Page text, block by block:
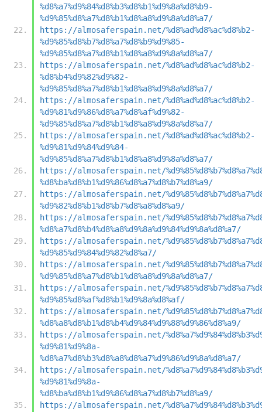
%d8%a7%d9%84%d8%b3%d8%b1%d9%8a%d8%b9-
%d9%85%d8%a7%d8%b1%d8%a8%d9%8a%d8%a7/
https://almosaferspain.net/%d8%ad%d8%ac%d8%b2-
%d9%85%d8%b7%d8%a7%d8%b9%d9%85-
%d9%85%d8%a7%d8%b1%d8%a8%d9%8a%d8%a7/
https://almosaferspain.net/%d8%ad%d8%ac%d8%b2-
%d8%b4%d9%82%d9%82-
%d9%85%d8%a7%d8%b1%d8%a8%d9%8a%d8%a7/
https://almosaferspain.net/%d8%ad%d8%ac%d8%b2-
%d9%81%d9%86%d8%a7%d8%af%d9%82-
%d9%85%d8%a7%d8%b1%d8%a8%d9%8a%d8%a7/
https://almosaferspain.net/%d8%ad%d8%ac%d8%b2-
%d9%81%d9%84%d9%84-
%d9%85%d8%a7%d8%b1%d8%a8%d9%8a%d8%a7/
https://almosaferspain.net/
%d8%ba%d8%b1%d9%86%d8%a7%d8%b7%d8%a9/
https://almosaferspain.net/
%d9%82%d8%b1%d8%b7%d8%a8%d8%a9/
https://almosaferspain.net/
%d8%a7%d8%b4%d8%a8%d9%8a%d9%84%d9%8a%d8%a7/
https://almosaferspain.net/
%d9%85%d9%84%d9%82%d8%a7/
https://almosaferspain.net/
%d9%85%d8%a7%d8%b1%d8%a8%d9%8a%d8%a7/
https://almosaferspain.net/
%d9%85%d8%af%d8%b1%d9%8a%d8%af/
https://almosaferspain.net/
%d8%a8%d8%b1%d8%b4%d9%84%d9%88%d9%86%d8%a9/
https://almosaferspain.net/
%d9%81%d9%8a-
%d8%a7%d8%b3%d8%a8%d8%a7%d9%86%d9%8a%d8%a7/
https://almosaferspain.net/
%d9%81%d9%8a-
%d8%ba%d8%b1%d9%86%d8%a7%d8%b7%d8%a9/
https://almosaferspain.net/